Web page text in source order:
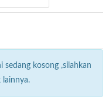
sedang kosong ,silahkan
lainnya.